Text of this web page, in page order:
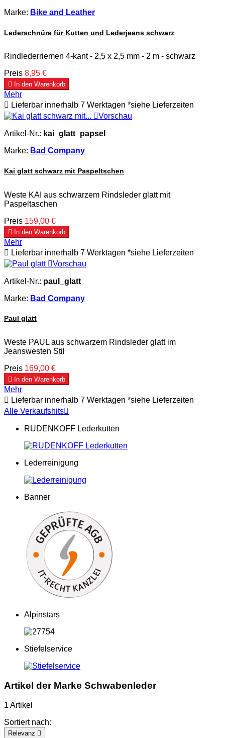
Marke: Bike and Leather
Lederschnüre für Kutten und Lederjeans schwarz
Rindlederriemen 4-kant - 2,5 x 2,5 mm - 2 m - schwarz
Preis 8,95 €
 In den Warenkorb
Mehr
 Lieferbar innerhalb 7 Werktagen *siehe Lieferzeiten
Vorschau
Artikel-Nr.: kai_glatt_papsel
Marke: Bad Company
Kai glatt schwarz mit Paspeltschen
Weste KAI aus schwarzem Rindsleder glatt mit
Paspeltaschen
Preis 159,00 €
 In den Warenkorb
Mehr
 Lieferbar innerhalb 7 Werktagen *siehe Lieferzeiten
Vorschau
Artikel-Nr.: paul_glatt
Marke: Bad Company
Paul glatt
Weste PAUL aus schwarzem Rindsleder glatt im
Jeanswesten Stil
Preis 169,00 €
 In den Warenkorb
Mehr
 Lieferbar innerhalb 7 Werktagen *siehe Lieferzeiten
Alle Verkaufshits
RUDENKOFF Lederkutten
Lederreinigung
Banner
Alpinstars
Stiefelservice
Artikel der Marke Schwabenleder
1 Artikel
Sortiert nach:
Relevanz 